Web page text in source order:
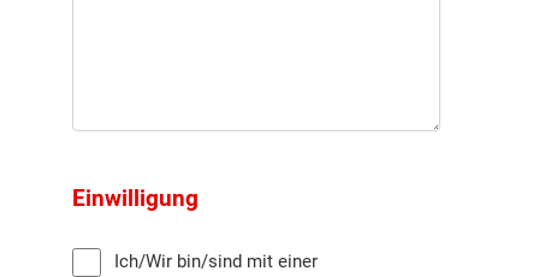
Einwilligung